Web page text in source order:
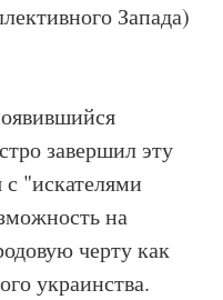
Запада)
завершил эту
"искателями
на
черту как
украинства.